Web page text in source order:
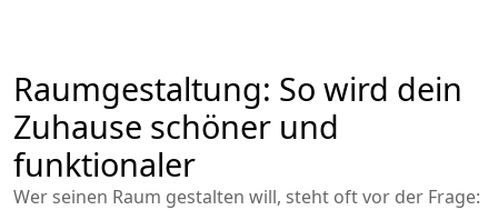
Raumgestaltung: So wird dein
Zuhause schöner und
funktionaler
Wer seinen Raum gestalten will, steht oft vor der Frage: